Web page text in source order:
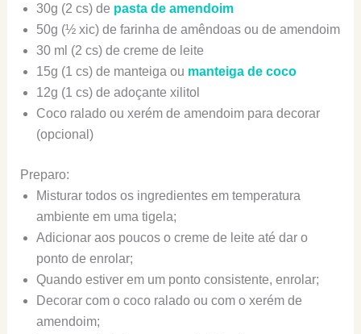
30g (2 cs) de pasta de amendoim
50g (½ xic) de farinha de amêndoas ou de amendoim
30 ml (2 cs) de creme de leite
15g (1 cs) de manteiga ou manteiga de coco
12g (1 cs) de adoçante xilitol
Coco ralado ou xerém de amendoim para decorar
(opcional)
Preparo:
Misturar todos os ingredientes em temperatura
ambiente em uma tigela;
Adicionar aos poucos o creme de leite até dar o
ponto de enrolar;
Quando estiver em um ponto consistente, enrolar;
Decorar com o coco ralado ou com o xerém de
amendoim;